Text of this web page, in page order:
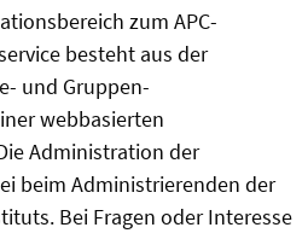
zum APC-
besteht aus der
und Gruppen-
webbasierten
Administration der
beim Administrierenden der
Bei Fragen oder Interesse